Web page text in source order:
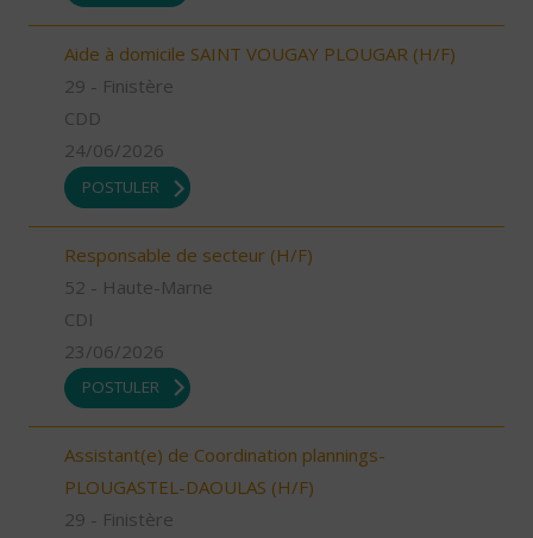
Aide à domicile SAINT VOUGAY PLOUGAR (H/F)
29 - Finistère
CDD
24/06/2026
POSTULER
Responsable de secteur (H/F)
52 - Haute-Marne
CDI
23/06/2026
POSTULER
Assistant(e) de Coordination plannings-
PLOUGASTEL-DAOULAS (H/F)
29 - Finistère